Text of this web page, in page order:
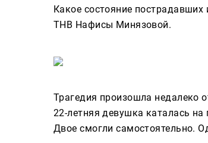
Какое состояние
ТНВ Нафисы Минязовой.
Трагедия произошла недалеко
22-летняя девушка каталась
Двое смогли самостоятельно.